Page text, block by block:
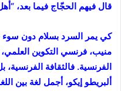
قال فيهم الحجّاج فيما بعد،
كي يمر السرد بسلام دون سوء
منيب، فرنسي التكوين العلمي،
الفرنسية. فالثقافة الفرنسية،
ألبريطو إيكو، أجمل لغة بين